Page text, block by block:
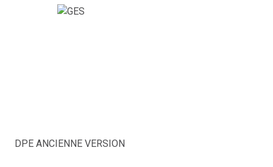
DPE ANCIENNE VERSION